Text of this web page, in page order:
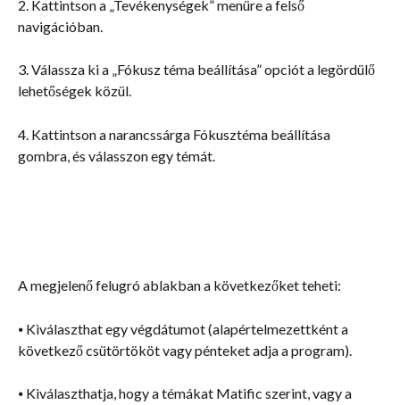
2. Kattintson a „Tevékenységek” menüre a felső
navigációban.
3. Válassza ki a „Fókusz téma beállítása” opciót a legördülő
lehetőségek közül.
4. Kattintson a narancssárga Fókusztéma beállítása
gombra, és válasszon egy témát.
A megjelenő felugró ablakban a következőket teheti:
⦁ Kiválaszthat egy végdátumot (alapértelmezettként a
következő csütörtököt vagy pénteket adja a program).
⦁ Kiválaszthatja, hogy a témákat Matific szerint, vagy a